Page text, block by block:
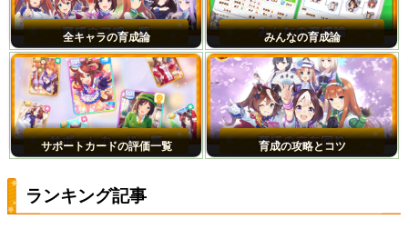
全キャラの育成論 みんなの育成論
サポートカードの評価一覧 育成の攻略とコツ
ランキング記事